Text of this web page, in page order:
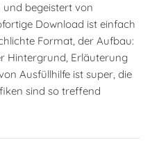
begeistert von
Download ist einfach
Format, der Aufbau:
Hintergrund, Erläuterung
Ausfüllhilfe ist super, die
sind so treffend